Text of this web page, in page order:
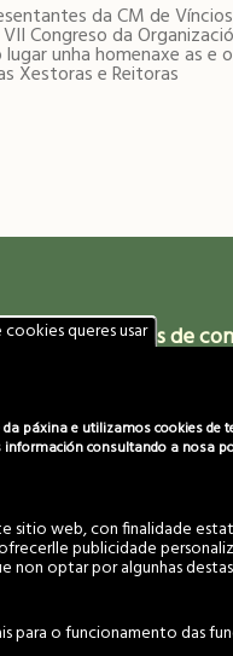
da CM de Víncios
Congreso da
unha homenaxe as e
Xestoras e Reitoras
Datos de
607 060 949
·Política de cookies
de Vincios. Todos os dereitos
queres usar
páxina e utilizamos cookies de
consultando a nosa
web, con finalidade
publicidade
optar por algunhas
para o funcionamento das